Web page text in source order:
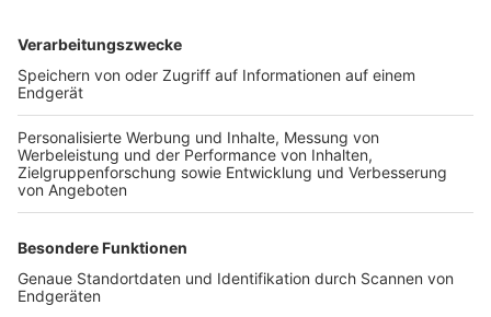
TOP-VEREINE
TOP-PARTNER